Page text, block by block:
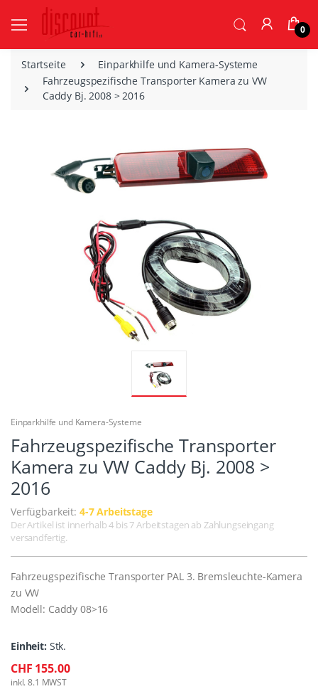
0
Startseite
Einparkhilfe und Kamera-Systeme
Fahrzeugspezifische Transporter Kamera zu VW
Caddy Bj. 2008 > 2016
Einparkhilfe und Kamera-Systeme
Fahrzeugspezifische Transporter
Kamera zu VW Caddy Bj. 2008 >
2016
Verfügbarkeit: 4-7 Arbeitstage
Der Artikel ist innerhalb 4 bis 7 Arbeitstagen ab Zahlungseingang
versandfertig.
Fahrzeugspezifische Transporter PAL 3. Bremsleuchte-Kamera
zu VW
Modell: Caddy 08>16
Einheit: Stk.
CHF 155.00
inkl. 8.1 MWST